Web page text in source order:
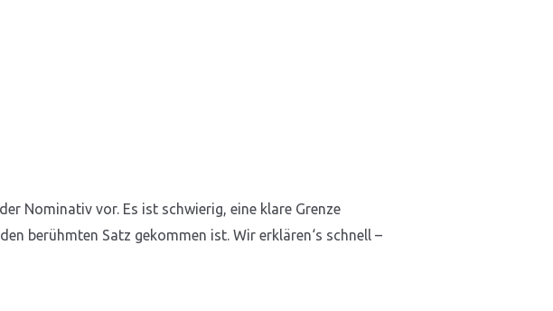
Nominativ vor. Es ist schwierig, eine klare Grenze
berühmten Satz gekommen ist. Wir erklären‘s schnell –